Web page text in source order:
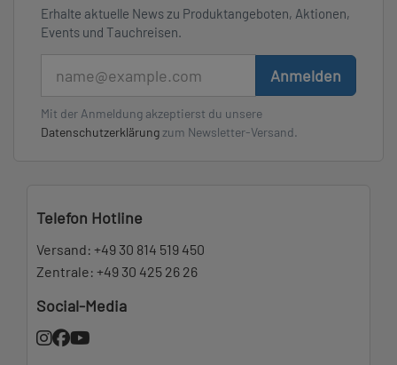
Erhalte aktuelle News zu Produktangeboten, Aktionen,
Events und Tauchreisen.
Anmelden
Mit der Anmeldung akzeptierst du unsere
Datenschutzerklärung zum Newsletter-Versand.
Telefon Hotline
Versand: +49 30 814 519 450
Zentrale: +49 30 425 26 26
Social-Media